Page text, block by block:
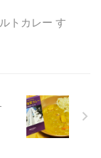
トカレー す